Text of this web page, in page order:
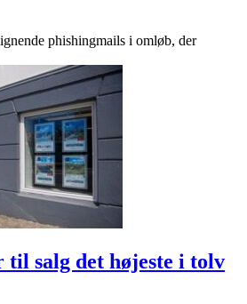
phishingmails i omløb, der
til salg det højeste i tolv